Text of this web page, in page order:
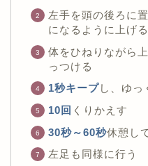
左手を頭の後ろに
になるように上げる
体をひねりながら
っつける
1秒キープし、ゆっ
10回 くりかえす
30秒～60秒休憩し
左足も同様に行う